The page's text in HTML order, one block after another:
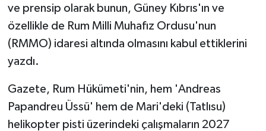
ve prensip olarak bunun, Güney Kıbrıs'ın ve
özellikle de Rum Milli Muhafız Ordusu'nun
(RMMO) idaresi altında olmasını kabul ettiklerini
yazdı.
Gazete, Rum Hükümeti'nin, hem 'Andreas
Papandreu Üssü' hem de Mari'deki (Tatlısu)
helikopter pisti üzerindeki çalışmaların 2027
SPOR
TATLISU
TEKNOLOJİ